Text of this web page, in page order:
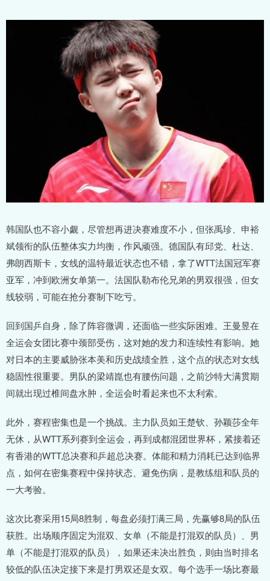
韩国队也不容小觑，尽管想再进决赛难度不小，但张禹珍、申裕
斌领衔的队伍整体实力均衡，作风顽强。德国队有邱党、杜达、
弗朗西斯卡，女线的温特最近状态也不错，拿了WTT法国冠军赛
亚军，冲到欧洲女单第一。法国队勒布伦兄弟的男双很强，但女
线较弱，可能在抢分赛制下吃亏。
回到国乒自身，除了阵容微调，还面临一些实际困难。王曼昱在
全运会女团比赛中颈部受伤，这对她的发力和连续性有影响。她
对日本的主要威胁张本美和历史战绩全胜，这个点的状态对女线
稳固性很重要。男队的梁靖崑也有腰伤问题，之前沙特大满贯期
间就出现过椎间盘水肿，全运会时看起来也不太利索。
此外，赛程密集也是一个挑战。主力队员如王楚钦、孙颖莎全年
无休，从WTT系列赛到全运会，再到成都混团世界杯，紧接着还
有香港的WTT总决赛和乒超总决赛。体能和精力消耗已达到临界
点，如何在密集赛程中保持状态、避免伤病，是教练组和队员的
一大考验。
这次比赛采用15局8胜制，每盘必须打满三局，先赢够8局的队伍
获胜。出场顺序固定为混双、女单（不能是打混双的队员）、男
单（不能是打混双的队员），如果还未决出胜负，则由当时排名
较低的队伍决定接下来是打男双还是女双。每个选手一场比赛最